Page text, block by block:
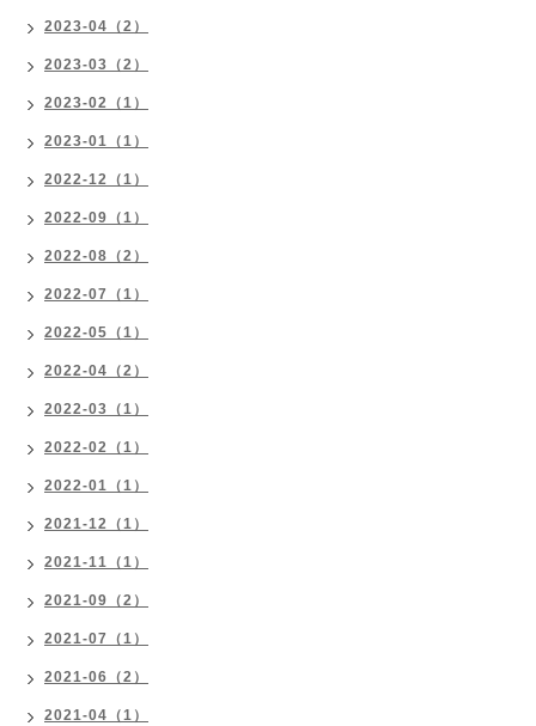
2023-04（2）
2023-03（2）
2023-02（1）
2023-01（1）
2022-12（1）
2022-09（1）
2022-08（2）
2022-07（1）
2022-05（1）
2022-04（2）
2022-03（1）
2022-02（1）
2022-01（1）
2021-12（1）
2021-11（1）
2021-09（2）
2021-07（1）
2021-06（2）
2021-04（1）